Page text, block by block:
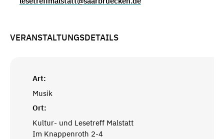
VERANSTALTUNGSDETAILS
Art:
Musik
Ort:
Kultur- und Lesetreff Malstatt
Im Knappenroth 2-4